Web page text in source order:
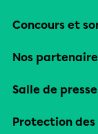
Concours et
Nos
Salle de presse
Protection